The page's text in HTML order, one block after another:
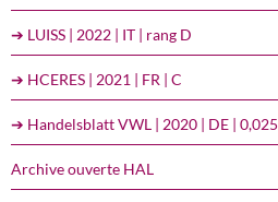
➔ LUISS | 2022 | IT | rang D
➔ HCERES | 2021 | FR | C
➔ Handelsblatt VWL | 2020 | DE | 0,025
Archive ouverte HAL